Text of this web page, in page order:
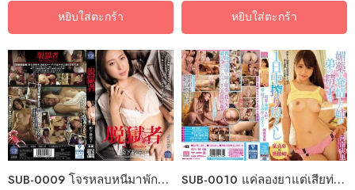
หยิบใส่ตะกร้า หยิบใส่ตะกร้า
SUB-0009 โจรหลบหนีมาพักที่หมีเธอ SUB-0010 แค่ลองยาแต่เสียท่าซะเอง